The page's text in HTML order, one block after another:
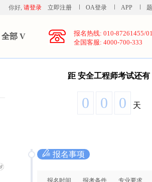
你好, 请登录 立即注册 OA登录 APP
全部 V
报名热线: 010-87261455/
全国客服: 4000-700-333
距 安全工程师考试还有
0 0 0 天
报名事项
报名时间 报考条件 专业要求